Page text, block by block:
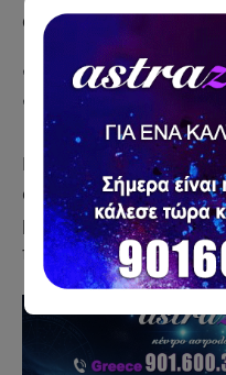
απροετοίμαστο.
Κάλεσε τώρα στο
και στο
90044130
Μάθε τι σημαίνει
σου ζωή, τις σχέσεις, τα
μέλλον σου. Γιατί όταν
προβάδισμα.